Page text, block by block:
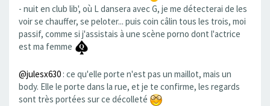
- nuit en club lib', où L dansera avec G, je me détecterai de les
voir se chauffer, se peloter... puis coin câlin tous les trois, moi
passif, comme si j'assistais à une scène porno dont l'actrice
est ma femme
@julesx630 : ce qu'elle porte n'est pas un maillot, mais un
body. Elle le porte dans la rue, et je te confirme, les regards
sont très portées sur ce décolleté